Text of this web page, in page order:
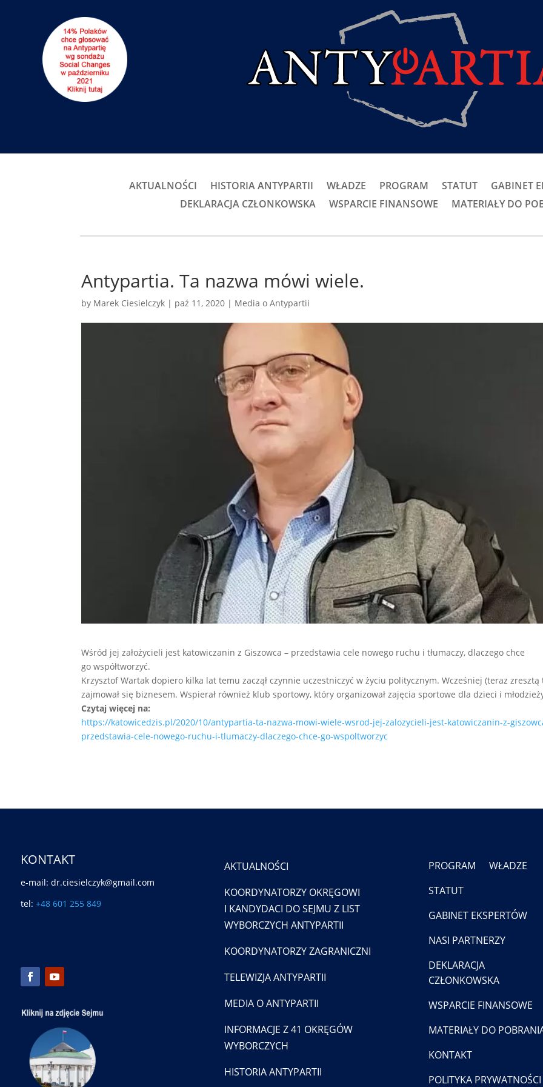
AKTUALNOŚCI HISTORIA ANTYPARTII WŁADZE PROGRAM STATUT GABINET
DEKLARACJA CZŁONKOWSKA
WSPARCIE FINANSOWE MATERIAŁY DO
Antypartia. Ta nazwa mówi wiele.
by Marek Ciesielczyk | paź 11, 2020 | Media o Antypartii
Wśród jej założycieli jest katowiczanin z Giszowca – przedstawia cele nowego ruchu i tłumaczy, dlaczego chce
go współtworzyć.
Krzysztof Wartak dopiero kilka lat temu zaczął czynnie uczestniczyć w życiu politycznym. Wcześniej (teraz zresztą
zajmował się biznesem. Wspierał również klub sportowy, który organizował zajęcia sportowe dla dzieci i
Czytaj więcej na:
https://katowicedzis.pl/2020/10/antypartia-ta-nazwa-mowi-wiele-wsrod-jej-zalozycieli-jest-katowiczanin-z-
przedstawia-cele-nowego-ruchu-i-tlumaczy-dlaczego-chce-go-wspoltworzyc
KONTAKT
e-mail: dr.ciesielczyk@gmail.com
tel: +48 601 255 849
AKTUALNOŚCI
KOORDYNATORZY OKRĘGOWI
I KANDYDACI DO SEJMU Z LIST
WYBORCZYCH ANTYPARTII
KOORDYNATORZY ZAGRANICZNI
TELEWIZJA ANTYPARTII
MEDIA O ANTYPARTII
INFORMACJE Z 41 OKRĘGÓW
WYBORCZYCH
HISTORIA ANTYPARTII
PROGRAM
WŁADZE
STATUT
GABINET EKSPERTÓW
NASI PARTNERZY
DEKLARACJA
CZŁONKOWSKA
WSPARCIE FINANSOWE
MATERIAŁY DO
KONTAKT
POLITYKA PRYWATNOŚCI